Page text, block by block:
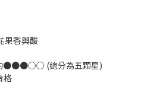
果香與酸
●●●○○ (總分為五顆星)
格